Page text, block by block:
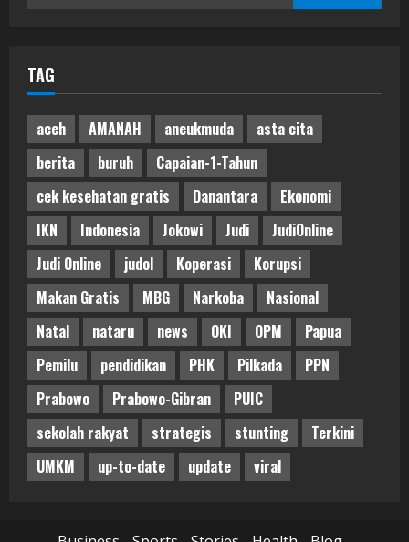
TAG
aceh AMANAH aneukmuda
asta cita
berita
buruh
Capaian-1-Tahun
cek kesehatan gratis
Danantara
Ekonomi
IKN
Indonesia Jokowi Judi
JudiOnline
Judi Online
judol Koperasi
Korupsi
Makan Gratis
MBG Narkoba
Nasional
Natal
nataru news OKI OPM
Papua
Pemilu
pendidikan PHK Pilkada
PPN
Prabowo
Prabowo-Gibran
PUIC
sekolah rakyat
strategis stunting
Terkini
UMKM
up-to-date update viral